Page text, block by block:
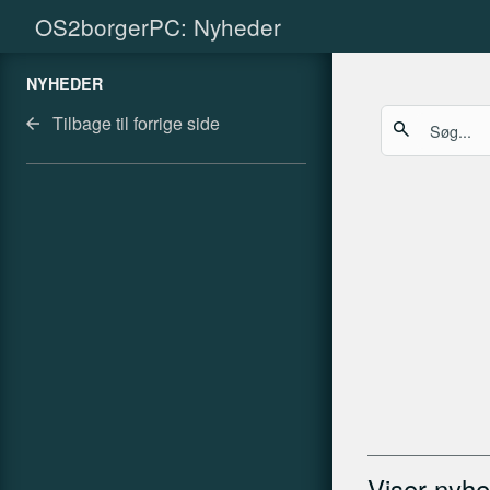
OS2borgerPC: Nyheder
NYHEDER
arrow_back Tilbage til forrige side search